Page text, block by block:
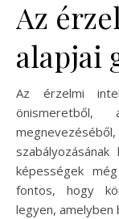
Az
alapjai
Az érzelmi
képességek
fontos, hogy
legyen,